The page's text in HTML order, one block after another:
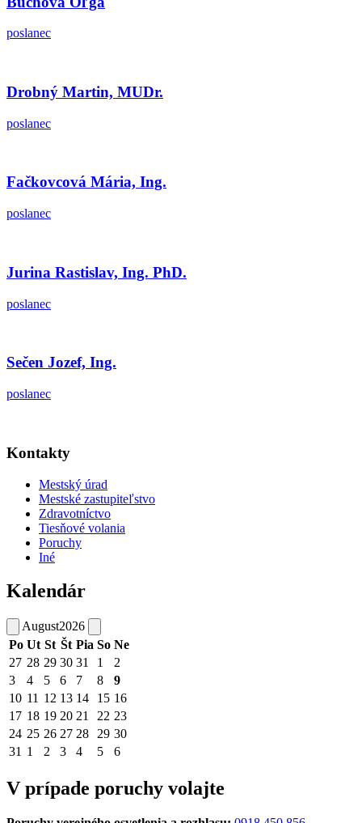
poslanec
Drobný Martin, MUDr.
poslanec
Fačkovcová Mária, Ing.
poslanec
Jurina Rastislav, Ing. PhD.
poslanec
Sečen Jozef, Ing.
poslanec
Kontakty
Mestský úrad
Mestské zastupiteľstvo
Zdravotníctvo
Tiesňové volania
Poruchy
Iné
Kalendár
August2026
Po Ut St Št Pia So Ne
27 28 29 30 31 1
2
3
4 5 6 7 8
9
10 11 12 13 14 15 16
17 18 19 20 21 22 23
24 25 26 27 28 29 30
31 1 2 3 4 5 6
V prípade poruchy volajte